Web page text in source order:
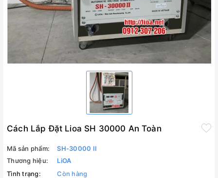
Cách Lắp Đặt Lioa SH 30000 An Toàn
Mã sản phẩm:
SH-30000 II
Thương hiệu:
LiOA
Tình trạng:
Còn hàng